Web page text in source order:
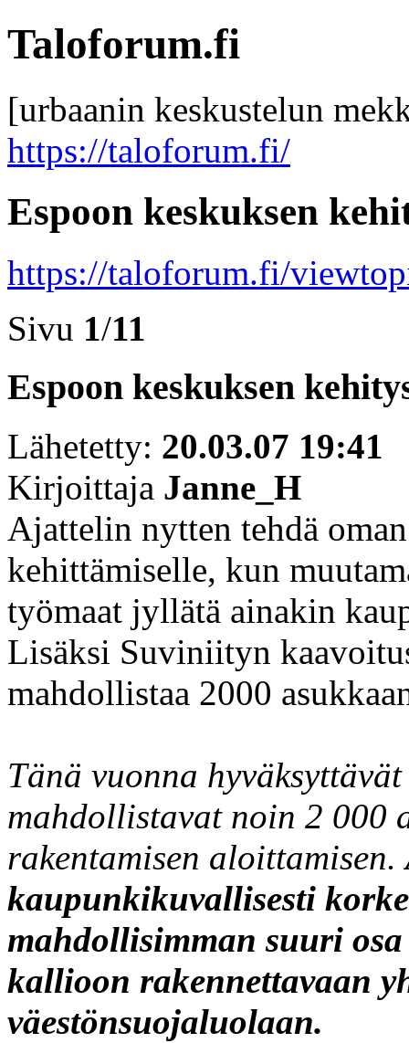
Taloforum.fi
[urbaanin keskustelun
https://taloforum.fi/
Espoon keskuksen
https://taloforum.fi/
Sivu 1/11
Espoon keskuksen
Lähetetty: 20.03.07 19:41
Kirjoittaja Janne_H
Ajattelin nytten tehdä
kehittämiselle, kun
työmaat jyllätä ainakin
Lisäksi Suviniityn
mahdollistaa 2000
Tänä vuonna
mahdollistavat noin 2 000
rakentamisen aloittamisen.
kaupunkikuvallisesti
mahdollisimman suuri
kallioon rakennettavaan
väestönsuojaluolaan.